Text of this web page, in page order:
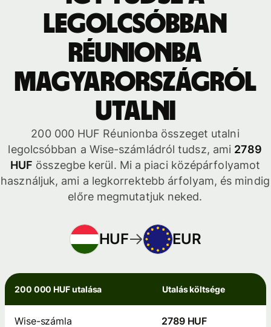
legolcsóbban
Réunionba
Magyarországról
utalni
200 000 HUF Réunionba összeget utalni
legolcsóbban a Wise-számládról tudsz, ami 2789
HUF összegbe kerül. Mi a piaci középárfolyamot
használjuk, ami a legkorrektebb árfolyam, és mindig
előre megmutatjuk neked.
HUF EUR
200 000 HUF utalása Utalás költsége
Wise-számla 2789 HUF